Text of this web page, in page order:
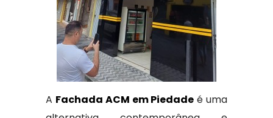
A Fachada ACM em Piedade é uma